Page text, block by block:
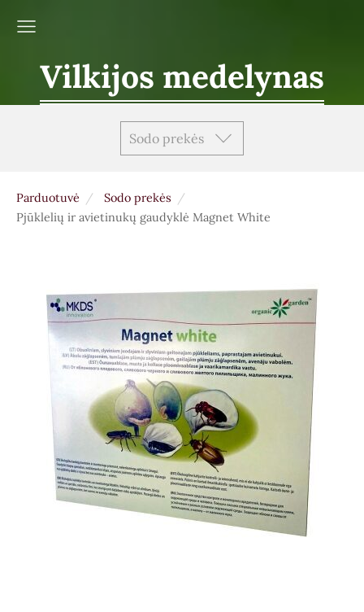
Vilkijos medelynas
Sodo prekės
Parduotuvė
Sodo prekės
Pjūklelių ir avietinukų gaudyklė Magnet White